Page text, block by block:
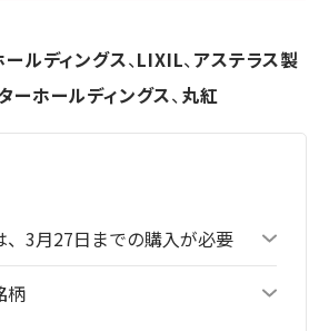
ルディングス、LIXIL、アステラス製
ーホールディングス、丸紅
、3月27日までの購入が必要
柄